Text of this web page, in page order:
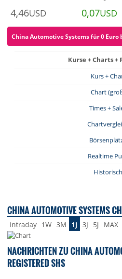
4,46USD 0,07USD
China Automotive Systems für 0 Euro
Kurse + Charts +
Kurs +
Chart
Times +
Realtime
Historisch
CHINA AUTOMOTIVE SYSTEMS
Intraday 1W 3M 1J 3J 5J MAX
NACHRICHTEN ZU CHINA
REGISTERED SHS